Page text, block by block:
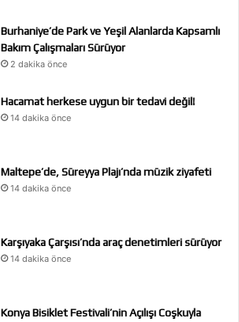
Burhaniye’de Park ve Yeşil Alanlarda Kapsamlı
Bakım Çalışmaları Sürüyor
2 dakika önce
Hacamat herkese uygun bir tedavi değil!
14 dakika önce
Maltepe’de, Süreyya Plajı’nda müzik ziyafeti
14 dakika önce
Karşıyaka Çarşısı’nda araç denetimleri sürüyor
14 dakika önce
Konya Bisiklet Festivali’nin Açılışı Coşkuyla